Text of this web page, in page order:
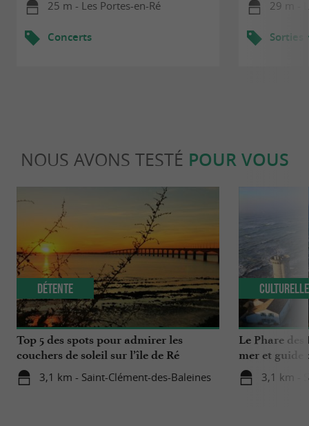
25 m - Les Portes-en-Ré
Concerts
29 m -
Sorties
NOUS AVONS TESTÉ POUR VOUS
Top 5 des spots pour admirer les
couchers de soleil sur l’île de Ré
3,1 km - Saint-Clément-des-Baleines
Détente
Le Phare
mer et guide
3,1 km -
Culturelle